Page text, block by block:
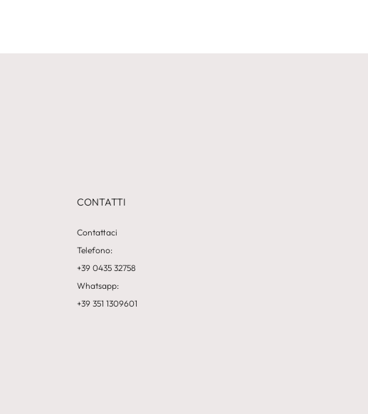
CONTATTI
Contattaci
Telefono:
+39 0435 32758
Whatsapp:
+39 351 1309601